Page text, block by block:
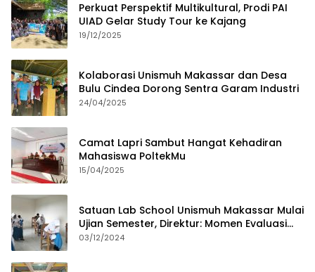
Perkuat Perspektif Multikultural, Prodi PAI
UIAD Gelar Study Tour ke Kajang
19/12/2025
Kolaborasi Unismuh Makassar dan Desa
Bulu Cindea Dorong Sentra Garam Industri
24/04/2025
Camat Lapri Sambut Hangat Kehadiran
Mahasiswa PoltekMu
15/04/2025
Satuan Lab School Unismuh Makassar Mulai
Ujian Semester, Direktur: Momen Evaluasi
Proses Pembelajaran
03/12/2024